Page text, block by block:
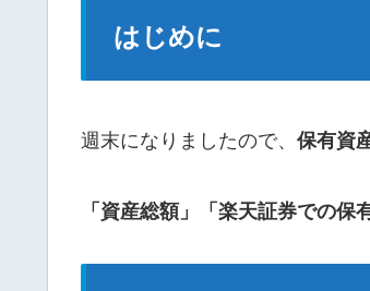
はじめに
週末になりましたので、 保有資
「資産総額」「楽天証券での保